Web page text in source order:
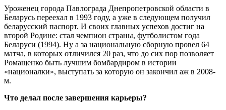
Уроженец города Павлограда Днепропетровской области в
Беларусь переехал в 1993 году, а уже в следующем получил
беларусский паспорт. И своих главных успехов достиг на
второй Родине: стал чемпион страны, футболистом года
Беларуси (1994). Ну а за национальную сборную провел 64
матча, в которых отличился 20 раз, что до сих пор позволяет
Ромащенко быть лучшим бомбардиром в истории
«националки», выступать за которую он закончил аж в 2008-
м.
Что делал после завершения карьеры?